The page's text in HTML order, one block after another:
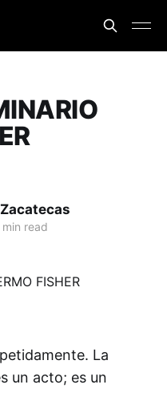
min read
La
un acto; es un